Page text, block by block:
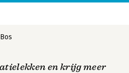
en krijg meer